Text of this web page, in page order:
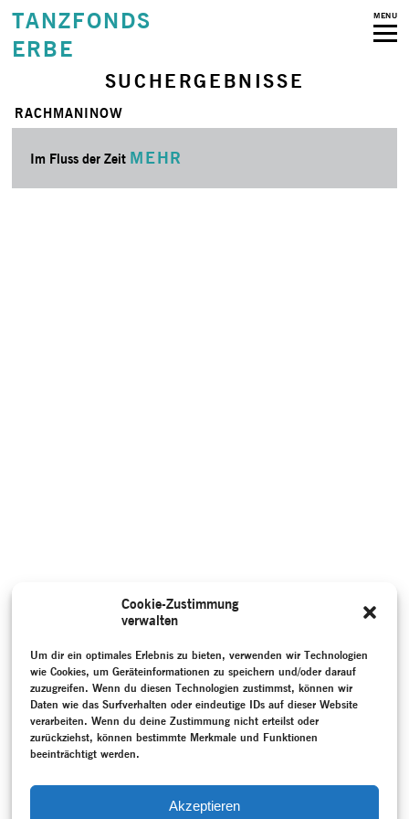
Cookie-Zustimmung
verwalten
Um dir ein optimales Erlebnis zu bieten, verwenden wir Technologien
wie Cookies, um Geräteinformationen zu speichern und/oder darauf
zuzugreifen. Wenn du diesen Technologien zustimmst, können wir
Daten wie das Surfverhalten oder eindeutige IDs auf dieser Website
verarbeiten. Wenn du deine Zustimmung nicht erteilst oder
zurückziehst, können bestimmte Merkmale und Funktionen
beeinträchtigt werden.
Akzeptieren
TANZFONDS
ERBE
MENU
SUCHERGEBNISSE
RACHMANINOW
Im Fluss der Zeit MEHR